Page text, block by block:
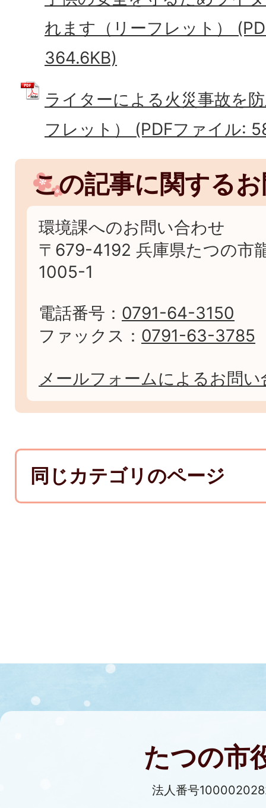
れます（リーフレット）
364.6KB)
ライターによる火災事故を
フレット） (PDFファイル:
この記事に関する
環境課へのお問い合わせ
〒679-4192 兵庫県たつの市
1005-1
電話番号： 0791-64-3150
ファックス： 0791-63-3785
メールフォームによるお問い
同じカテゴリのページ
たつの市
法人番号